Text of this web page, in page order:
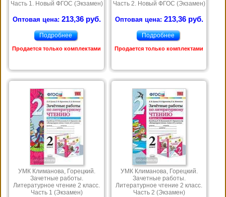
Часть 1. Новый ФГОС (Экзамен)
Оптовая цена: 213,36 руб.
Подробнее
Продается только комплектами
Часть 2. Новый ФГОС (Экзамен)
Оптовая цена: 213,36 руб.
Подробнее
Продается только комплектами
УМК Климанова, Горецкий.
Зачетные работы.
Литературное чтение 2 класс.
Часть 1 (Экзамен)
УМК Климанова, Горецкий.
Зачетные работы.
Литературное чтение 2 класс.
Часть 2 (Экзамен)